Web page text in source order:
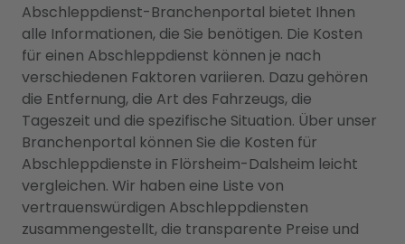
Abschleppdienst-Branchenportal bietet Ihnen
alle Informationen, die Sie benötigen. Die Kosten
für einen Abschleppdienst können je nach
verschiedenen Faktoren variieren. Dazu gehören
die Entfernung, die Art des Fahrzeugs, die
Tageszeit und die spezifische Situation. Über unser
Branchenportal können Sie die Kosten für
Abschleppdienste in Flörsheim-Dalsheim leicht
vergleichen. Wir haben eine Liste von
vertrauenswürdigen Abschleppdiensten
zusammengestellt, die transparente Preise und